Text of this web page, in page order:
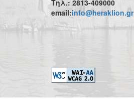
Τηλ.: 2813-409000
email:info@heraklion.gr